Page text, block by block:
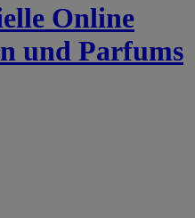
Online
und Parfums